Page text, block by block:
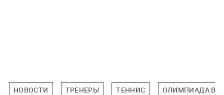
НОВОСТИ ТРЕНЕРЫ ТЕННИС ОЛИМПИАДА В